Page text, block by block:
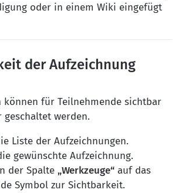
oder in einem Wiki eingefügt
der Aufzeichnung
können für Teilnehmende sichtbar
werden.
Liste der Aufzeichnungen.
gewünschte Aufzeichnung.
der Spalte „Werkzeuge“auf das
Symbol zur Sichtbarkeit.